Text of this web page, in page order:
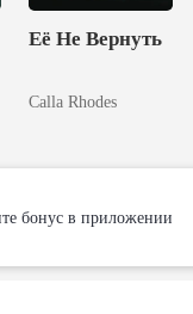
Её Не Вернуть
Calla Rhodes
бонус в приложении